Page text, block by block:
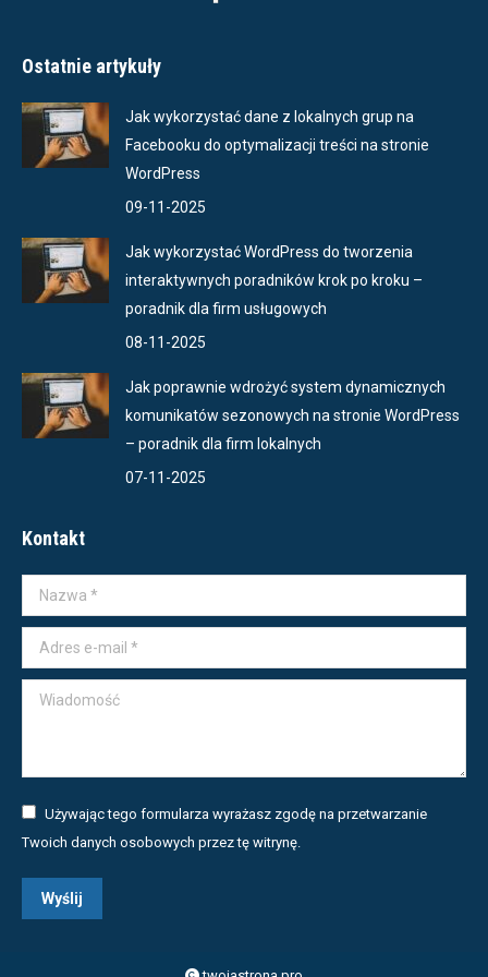
Ostatnie artykuły
Jak wykorzystać dane z lokalnych grup na
Facebooku do optymalizacji treści na stronie
WordPress
09-11-2025
Jak wykorzystać WordPress do tworzenia
interaktywnych poradników krok po kroku –
poradnik dla firm usługowych
08-11-2025
Jak poprawnie wdrożyć system dynamicznych
komunikatów sezonowych na stronie WordPress
– poradnik dla firm lokalnych
07-11-2025
Kontakt
Nazwa *
Adres e-mail *
Wiadomość
Używając tego formularza wyrażasz zgodę na przetwarzanie
Twoich danych osobowych przez tę witrynę.
Wyślij